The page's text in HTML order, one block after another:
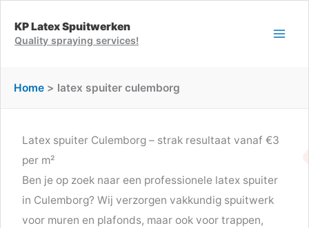
naarKP Latex Spuitwerken
Quality spraying services!
Home latex spuiter culemborg
Latex spuiter Culemborg – strak resultaat vanaf €3
per m²
Ben je op zoek naar een professionele latex spuiter
in Culemborg? Wij verzorgen vakkundig spuitwerk
voor muren en plafonds, maar ook voor trappen,